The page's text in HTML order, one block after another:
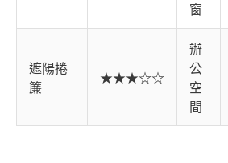
窗
遮陽捲
簾
★★★☆☆
辦
公
空
間